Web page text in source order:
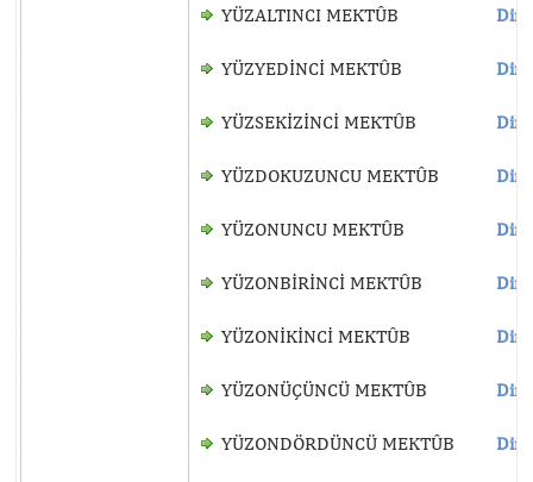
YÜZALTINCI MEKTÛB
YÜZYEDİNCİ MEKTÛB
YÜZSEKİZİNCİ MEKTÛB
YÜZDOKUZUNCU MEKTÛB
YÜZONUNCU MEKTÛB
YÜZONBİRİNCİ MEKTÛB
YÜZONİKİNCİ MEKTÛB
YÜZONÜÇÜNCÜ MEKTÛB
YÜZONDÖRDÜNCÜ MEKTÛB